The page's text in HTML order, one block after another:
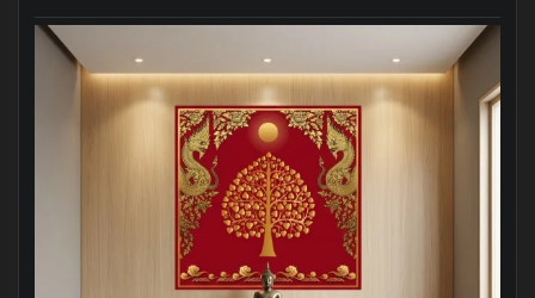
สิริ
มงคล
ให้
ห้อง
พระ
แบบ
ง่ายๆ
ไม่
ต้อง
ง้อ